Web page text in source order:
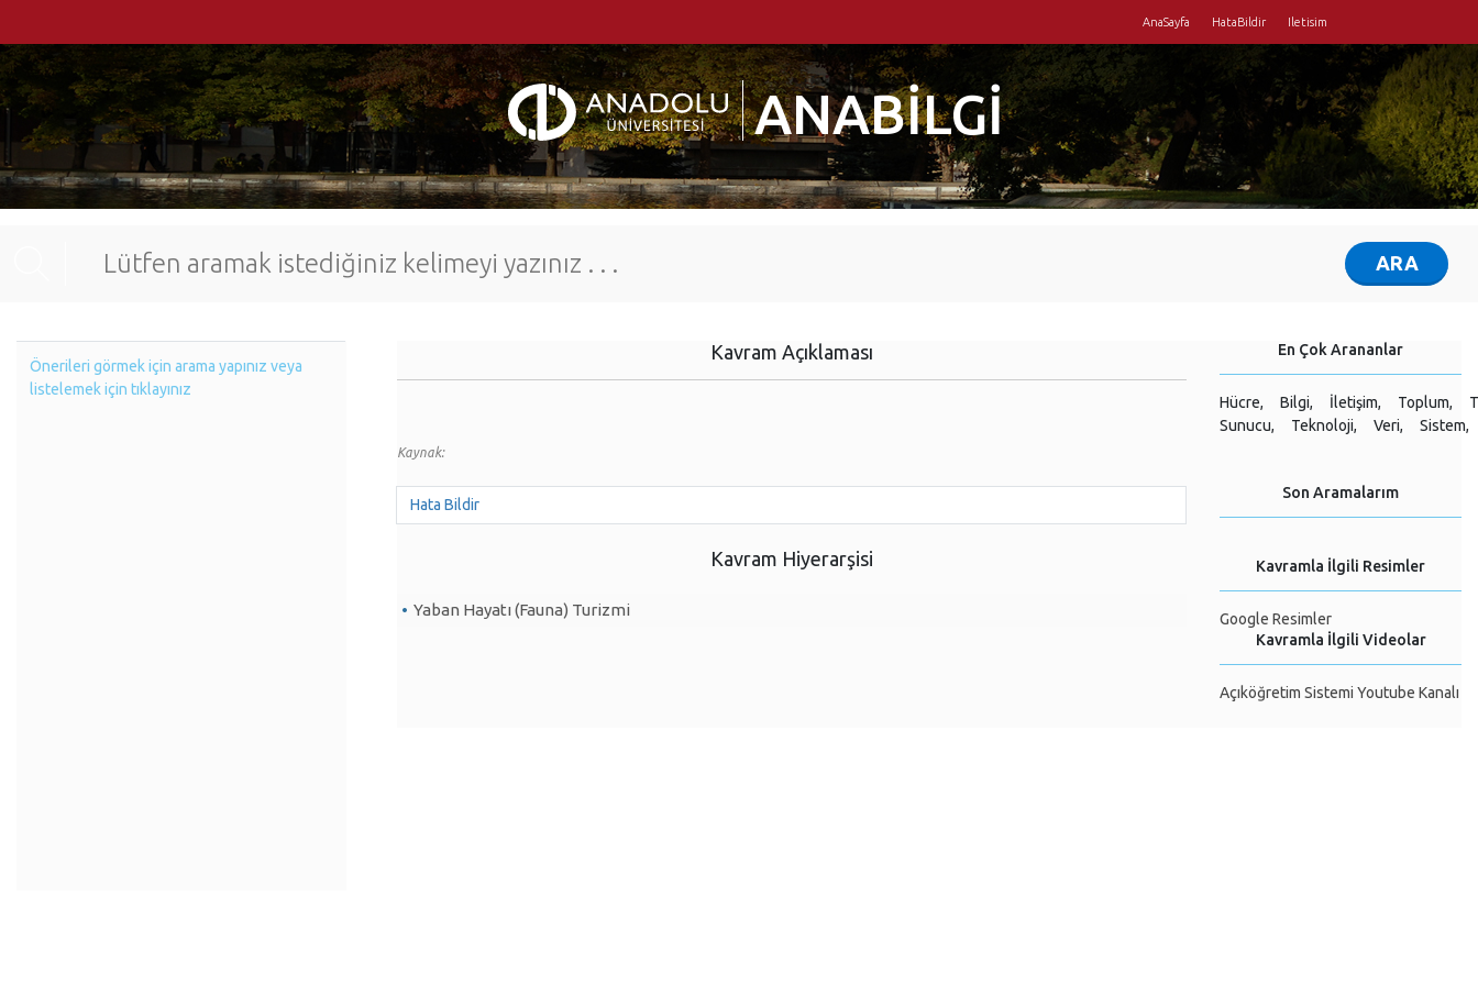
AnaSayfa HataBildir Iletisim
ANABİLGİ
Kavram Açıklaması
Kaynak:
Hata Bildir
Kavram Hiyerarşisi
Yaban Hayatı (Fauna) Turizmi
En Çok Arananlar
Hücre, Bilgi, İletişim, Toplum,
Sunucu,
Teknoloji, Veri, Sistem,
Son Aramalarım
Kavramla İlgili Resimler
Google Resimler
Kavramla İlgili Videolar
Açıköğretim Sistemi Youtube Kanalı
Önerileri görmek için arama yapınız veya
listelemek için tıklayınız